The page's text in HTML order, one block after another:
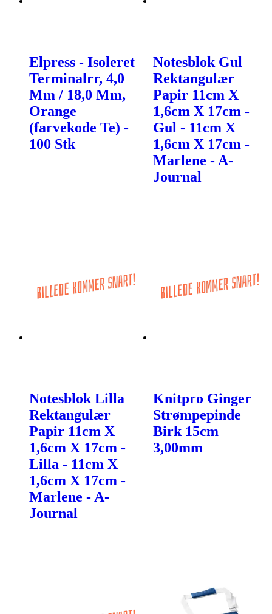
Elpress - Isoleret
Terminalrr, 4,0
Mm / 18,0 Mm,
Orange
(farvekode Te) -
100 Stk
Notesblok Gul
Rektangulær
Papir 11cm X
1,6cm X 17cm -
Gul - 11cm X
1,6cm X 17cm -
Marlene - A-
Journal
Notesblok Lilla
Rektangulær
Papir 11cm X
1,6cm X 17cm -
Lilla - 11cm X
1,6cm X 17cm -
Marlene - A-
Journal
Knitpro Ginger
Strømpepinde
Birk 15cm
3,00mm